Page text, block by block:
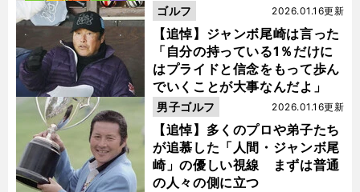
【追悼】ジャンボ尾崎は言った
「自分の持っている1％だけに
はプライドと信念をもって歩ん
でいくことが大事なんだよ」
2026.01.16更新
ゴルフ
【追悼】多くのプロや弟子たち
が追慕した「人間・ジャンボ尾
崎」の優しい視線 まずは普通
の人々の側に立つ
2026.01.16更新
男子ゴルフ